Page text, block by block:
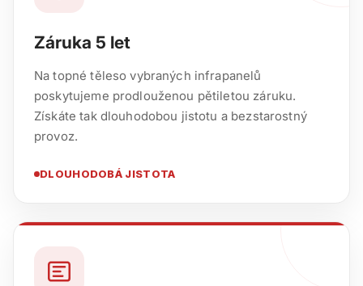
Záruka 5 let
Na topné těleso vybraných infrapanelů
poskytujeme prodlouženou pětiletou záruku.
Získáte tak dlouhodobou jistotu a bezstarostný
provoz.
DLOUHODOBÁ JISTOTA